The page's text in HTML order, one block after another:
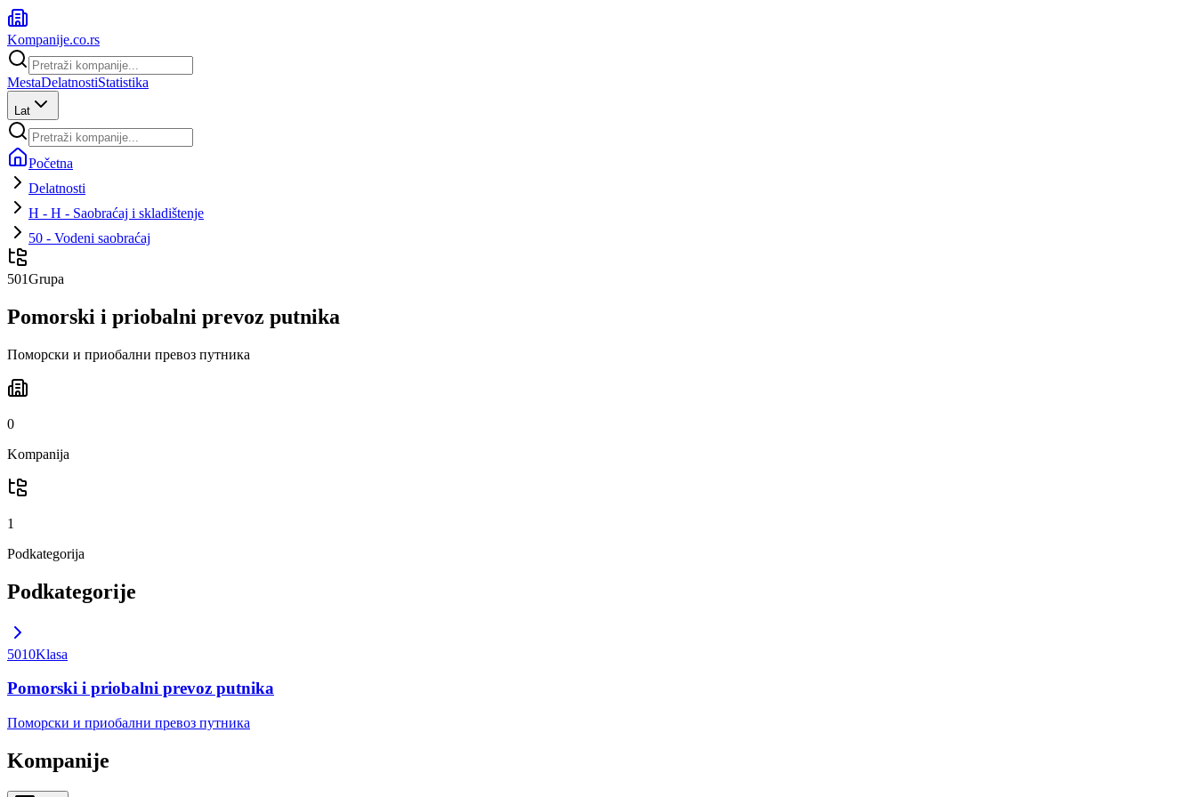
Kompanije.co.rs
MestaDelatnostiStatistika
Lat
Početna
Delatnosti
H - H - Saobraćaj i skladištenje
50 - Vodeni saobraćaj
501Grupa
Pomorski i priobalni prevoz putnika
Поморски и приобални превоз путника
0
Kompanija
1
Podkategorija
Podkategorije
5010Klasa
Pomorski i priobalni prevoz putnika
Поморски и приобални превоз путника
Kompanije